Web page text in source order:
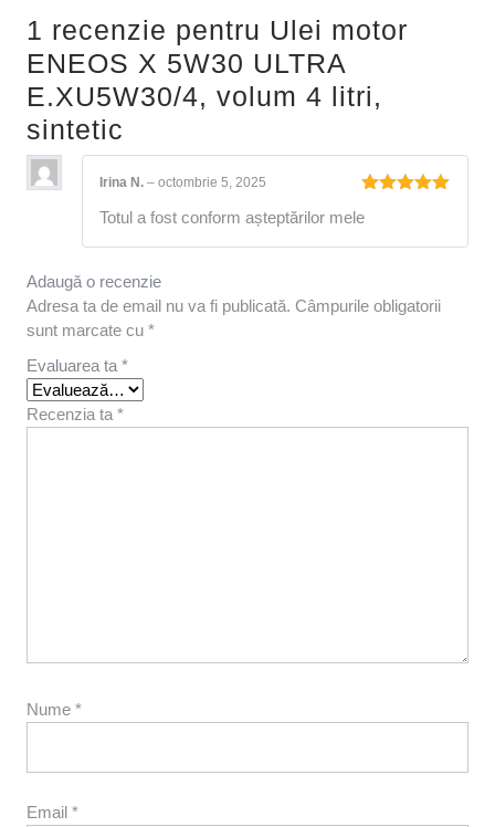
1 recenzie pentru Ulei motor
ENEOS X 5W30 ULTRA
E.XU5W30/4, volum 4 litri,
sintetic
5
Irina N. – octombrie 5, 2025
Totul a fost conform așteptărilor mele
Adaugă o recenzie
Adresa ta de email nu va fi publicată. Câmpurile obligatorii
sunt marcate cu *
Evaluarea ta *
Recenzia ta *
Nume *
Email *